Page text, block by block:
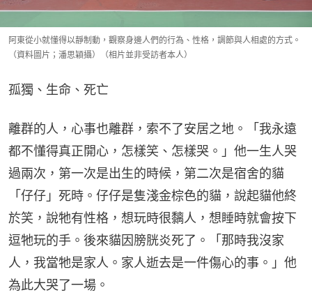
阿東從小就懂得以靜制動，觀察身邊人們的行為、性格，調節與人相處的方式。
（資料圖片；潘思穎攝）（相片並非受訪者本人）
孤獨、生命、死亡
離群的人，心事也離群，索不了安居之地。「我永遠
都不懂得真正開心，怎樣笑、怎樣哭。」他一生人哭
過兩次，第一次是出生的時候，第二次是宿舍的貓
「仔仔」死時。仔仔是隻淺金棕色的貓，說起貓他終
於笑，說牠有性格，想玩時很黐人，想睡時就會按下
逗牠玩的手。後來貓因膀胱炎死了。「那時我沒家
人，我當牠是家人。家人逝去是一件傷心的事。」他
為此大哭了一場。